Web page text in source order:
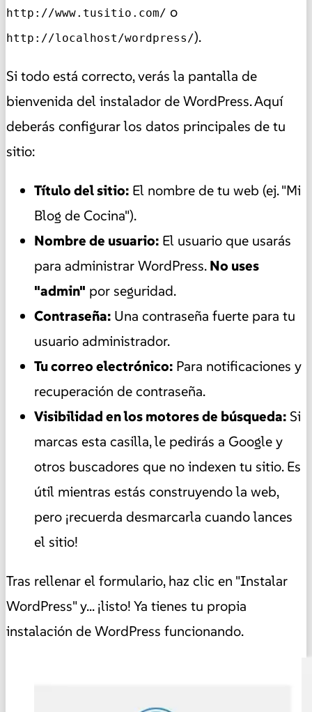
http://www.tusitio.com/ o
http://localhost/wordpress/).
Si todo está correcto, verás la pantalla de
bienvenida del instalador de WordPress. Aquí
deberás configurar los datos principales de tu
sitio:
Título del sitio: El nombre de tu web (ej. "Mi
Blog de Cocina").
Nombre de usuario: El usuario que usarás
para administrar WordPress.No uses
"admin" por seguridad.
Contraseña: Una contraseña fuerte para tu
usuario administrador.
Tu correo electrónico: Para notificaciones y
recuperación de contraseña.
Visibilidad en los motores de búsqueda: Si
marcas esta casilla, le pedirás a Google y
otros buscadores que no indexen tu sitio. Es
útil mientras estás construyendo la web,
pero ¡recuerda desmarcarla cuando lances
el sitio!
Tras rellenar el formulario, haz clic en "Instalar
WordPress" y... ¡listo! Ya tienes tu propia
instalación de WordPress funcionando.